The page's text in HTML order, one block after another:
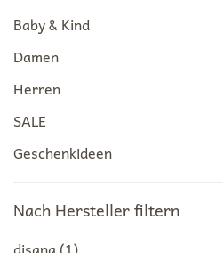
Baby & Kind
Damen
Herren
SALE
Geschenkideen
Nach Hersteller filtern